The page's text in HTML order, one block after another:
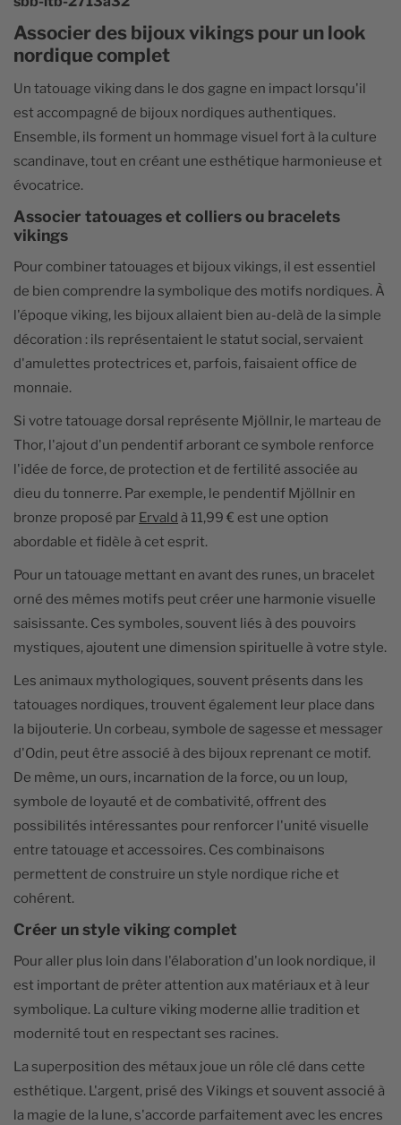
Associer des bijoux vikings pour un look
nordique complet
Un tatouage viking dans le dos gagne en impact lorsqu'il
est accompagné de bijoux nordiques authentiques.
Ensemble, ils forment un hommage visuel fort à la culture
scandinave, tout en créant une esthétique harmonieuse et
évocatrice.
Associer tatouages et colliers ou bracelets
vikings
Pour combiner tatouages et bijoux vikings, il est essentiel
de bien comprendre la symbolique des motifs nordiques. À
l'époque viking, les bijoux allaient bien au-delà de la simple
décoration : ils représentaient le statut social, servaient
d'amulettes protectrices et, parfois, faisaient office de
monnaie.
Si votre tatouage dorsal représente Mjöllnir, le marteau de
Thor, l'ajout d'un pendentif arborant ce symbole renforce
l'idée de force, de protection et de fertilité associée au
dieu du tonnerre. Par exemple, le pendentif Mjöllnir en
bronze proposé par Ervald à 11,99 € est une option
abordable et fidèle à cet esprit.
Pour un tatouage mettant en avant des runes, un bracelet
orné des mêmes motifs peut créer une harmonie visuelle
saisissante. Ces symboles, souvent liés à des pouvoirs
mystiques, ajoutent une dimension spirituelle à votre style.
Les animaux mythologiques, souvent présents dans les
tatouages nordiques, trouvent également leur place dans
la bijouterie. Un corbeau, symbole de sagesse et messager
d'Odin, peut être associé à des bijoux reprenant ce motif.
De même, un ours, incarnation de la force, ou un loup,
symbole de loyauté et de combativité, offrent des
possibilités intéressantes pour renforcer l'unité visuelle
entre tatouage et accessoires. Ces combinaisons
permettent de construire un style nordique riche et
cohérent.
Créer un style viking complet
Pour aller plus loin dans l'élaboration d'un look nordique, il
est important de prêter attention aux matériaux et à leur
symbolique. La culture viking moderne allie tradition et
modernité tout en respectant ses racines.
La superposition des métaux joue un rôle clé dans cette
esthétique. L'argent, prisé des Vikings et souvent associé à
la magie de la lune, s'accorde parfaitement avec les encres